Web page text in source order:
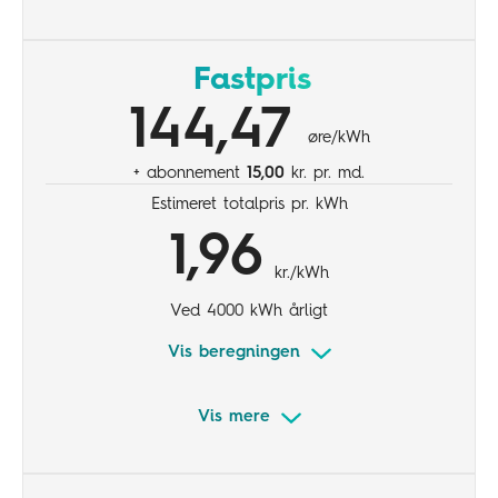
Større forbrug og grøn strøm
Fastpris
144,47 øre/kWh
+ abonnement 15,00 kr. pr. md.
Estimeret totalpris pr. kWh
1,96 kr./kWh
Ved 4000 kWh årligt
Vis beregningen
Vis mere